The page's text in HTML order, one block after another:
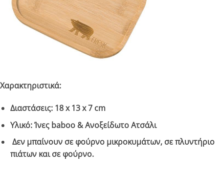
Χαρακτηριστικά:
Διαστάσεις: 18 x 13 x 7 cm
Υλικό: Ίνες baboo & Ανοξείδωτο Ατσάλι
Δεν μπαίνουν σε φούρνο μικροκυμάτων, σε πλυντήριο
πιάτων και σε φούρνο.